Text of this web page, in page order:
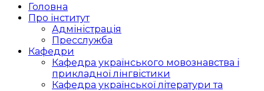
Головна
Про інститут
Адміністрація
Пресслужба
Кафедри
Кафедра українського мовознавства і
прикладної лінгвістики
Кафедра української літератури та